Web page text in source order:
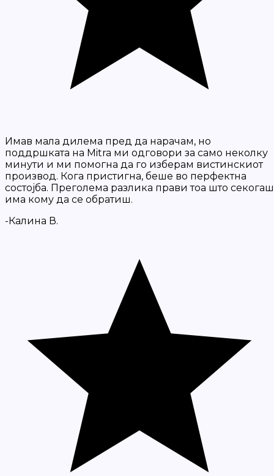
Имав мала дилема пред да нарачам, но
поддршката на Mitra ми одговори за само неколку
минути и ми помогна да го изберам вистинскиот
производ. Кога пристигна, беше во перфектна
состојба. Преголема разлика прави тоа што секогаш
има кому да се обратиш.
-Калина В.